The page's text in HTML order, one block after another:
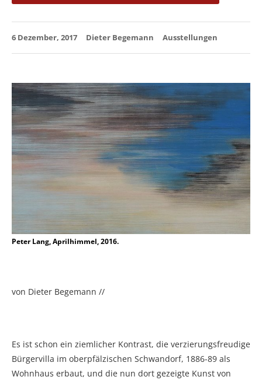
6 Dezember, 2017 Dieter Begemann Ausstellungen
Peter Lang, Aprilhimmel, 2016.
von Dieter Begemann //
Es ist schon ein ziemlicher Kontrast, die verzierungsfreudige
Bürgervilla im oberpfälzischen Schwandorf, 1886-89 als
Wohnhaus erbaut, und die nun dort gezeigte Kunst von